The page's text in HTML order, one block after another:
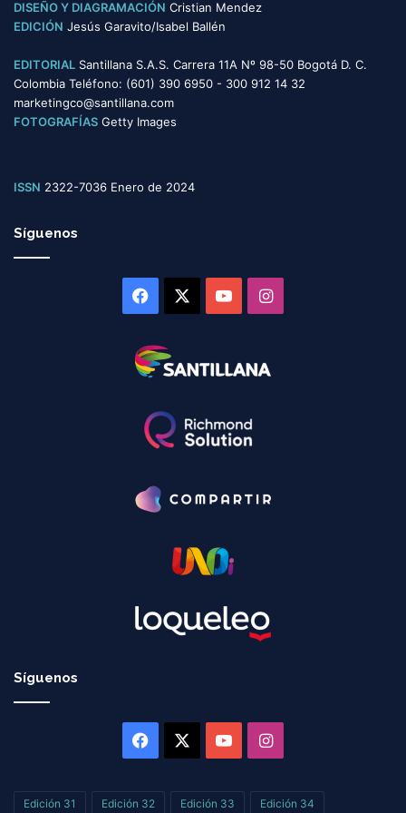
DISEÑO Y DIAGRAMACIÓN Cristian Mendez
EDICIÓN Jesús Garavito/Isabel Ballén
EDITORIAL Santillana S.A.S. Carrera 11A Nº 98-50 Bogotá D. C.
Colombia Teléfono: (601) 390 6950 - 300 912 14 32
marketingco@santillana.com
FOTOGRAFÍAS Getty Images
ISSN 2322-7036 Enero de 2024
Síguenos
Facebook YouTubeInstagram
Síguenos
Facebook YouTubeInstagram
Edición 31 Edición 32 Edición 33 Edición 34